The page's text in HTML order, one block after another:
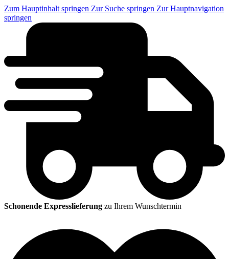
Zum Hauptinhalt springen Zur Suche springen Zur Hauptnavigation
springen
Schonende Expresslieferung zu Ihrem Wunschtermin